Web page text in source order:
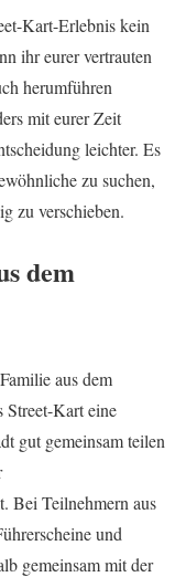
Kart-Erlebnis kein
ihr eurer vertrauten
herumführen
mit eurer Zeit
leichter. Es
zu suchen,
zu verschieben.
dem
aus dem
Street-Kart eine
gut gemeinsam teilen
Bei Teilnehmern aus
und
gemeinsam mit der